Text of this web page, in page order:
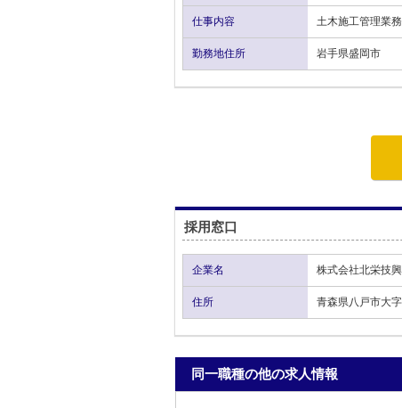
仕事内容 土木施工管理業務
勤務地住所 岩手県盛岡市
採用窓口
企業名 株式会社北栄技興
住所 青森県八戸市大
同一職種の他の求人情報